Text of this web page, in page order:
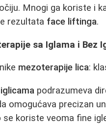
Mnogi ga koriste i
rezultata face liftinga.
sa Iglama i Bez
mezoterapije lica:
podrazumeva
omogućava precizan
se koriste veoma fine